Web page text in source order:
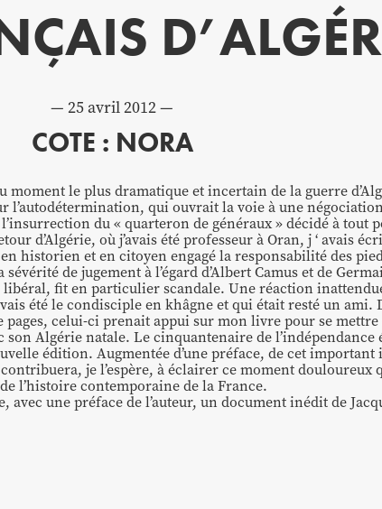
25 avril 2012
COTE : NORA
moment le plus dramatique et incertain de la guerre
l’autodétermination, qui ouvrait la voie à une
du « quarteron de généraux » décidé à tout
d’Algérie, où j’avais été professeur à Oran, j ‘ avais
historien et en citoyen engagé la responsabilité des
de jugement à l’égard d’Albert Camus et de
fit en particulier scandale. Une réaction
été le condisciple en khâgne et qui était resté un ami.
pages, celui-ci prenait appui sur mon livre pour se mettre
son Algérie natale. Le cinquantenaire de l’indépendance
édition. Augmentée d’une préface, de cet important
je l’espère, à éclairer ce moment douloureux
l’histoire contemporaine de la France.
avec une préface de l’auteur, un document inédit de